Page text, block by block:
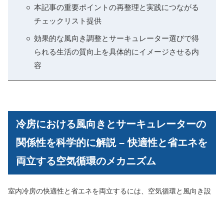
本記事の重要ポイントの再整理と実践につながる
チェックリスト提供
効果的な風向き調整とサーキュレーター選びで得
られる生活の質向上を具体的にイメージさせる内
容
冷房における風向きとサーキュレーターの
関係性を科学的に解説 – 快適性と省エネを
両立する空気循環のメカニズム
室内冷房の快適性と省エネを両立するには、空気循環と風向き設